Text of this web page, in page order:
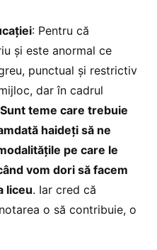
: Pentru că
și este anormal ce
punctual și restrictiv
dar în cadrul
Sunt teme care trebuie
haideți să ne
pe care le
vom dori să facem
liceu. Iar cred că
o să contribuie, o